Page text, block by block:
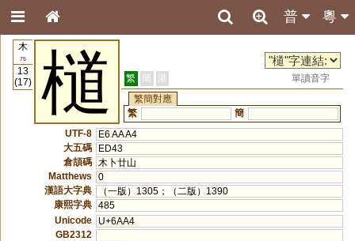
粵
普
木
75
13
(17)
檤 繁 簡 港
單讀音字
繁簡對應
繁
簡
UTF-8
E6 AA A4
大五碼
ED43
倉頡碼
木卜廿山
Matthews
0
漢語大字典
（一版）1305；（二版）1390
康熙字典 485
Unicode
U+6AA4
GB2312